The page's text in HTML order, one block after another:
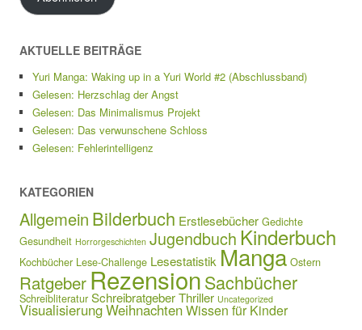
AKTUELLE BEITRÄGE
Yuri Manga: Waking up in a Yuri World #2 (Abschlussband)
Gelesen: Herzschlag der Angst
Gelesen: Das Minimalismus Projekt
Gelesen: Das verwunschene Schloss
Gelesen: Fehlerintelligenz
KATEGORIEN
Allgemein Bilderbuch Erstlesebücher Gedichte
Gesundheit Horrorgeschichten Jugendbuch Kinderbuch
Kochbücher Lese-Challenge Lesestatistik Manga Ostern
Ratgeber RezensionSachbücher
Schreibliteratur SchreibratgeberThriller Uncategorized
VisualisierungWeihnachtenWissen für Kinder